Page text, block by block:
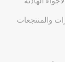
والمنتجعات